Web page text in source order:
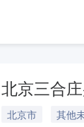
北京三合
北京市 其他